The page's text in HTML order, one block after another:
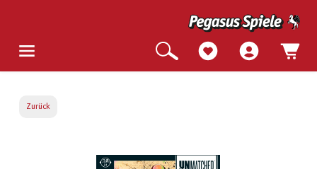
Zurück
Bildergalerie überspringen